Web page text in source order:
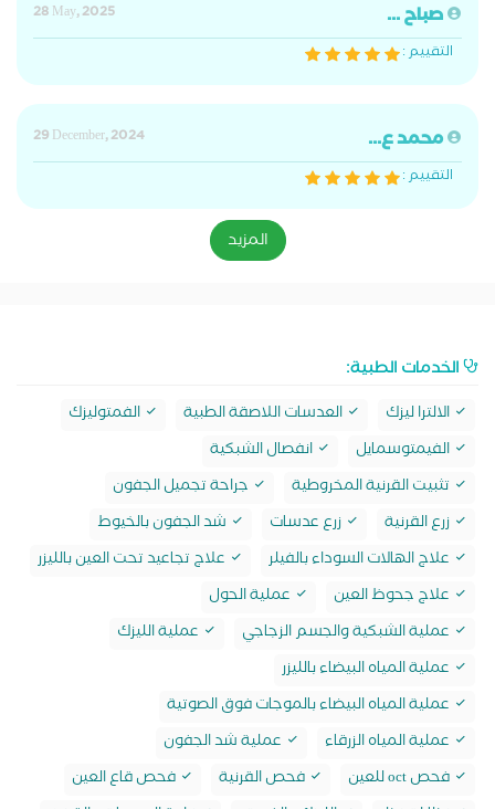
صباح ...
28 May, 2025
التقييم :
محمد ع...
29 December, 2024
التقييم :
المزيد
الخدمات الطبية:
الالترا ليزك العدسات اللاصقة الطبية
الفمتوليزك
الفيمتوسمايل
انفصال الشبكية
تثبيت القرنية المخروطية
جراحة تجميل الجفون
زرع القرنية
زرع عدسات
شد الجفون بالخيوط
علاج الهالات السوداء بالفيلر
علاج تجاعيد تحت العين بالليزر
علاج جحوظ العين
عملية الحول
عملية الشبكية والجسم الزجاجي
عملية الليزك
عملية المياه البيضاء بالليزر
عملية المياه البيضاء بالموجات فوق الصوتية
عملية المياه الزرقاء
عملية شد الجفون
فحص oct للعين
فحص القرنية
فحص قاع العين